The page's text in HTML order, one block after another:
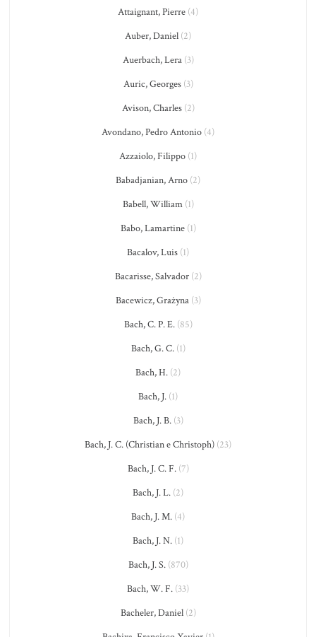
Attaignant, Pierre (4)
Auber, Daniel (2)
Auerbach, Lera(3)
Auric, Georges(3)
Avison, Charles(2)
Avondano, Pedro Antonio (4)
Azzaiolo, Filippo (1)
Babadjanian, Arno (2)
Babell, William(1)
Babo, Lamartine(1)
Bacalov, Luis (1)
Bacarisse, Salvador(2)
Bacewicz, Grażyna(3)
Bach, C. P. E.(85)
Bach, G. C.(1)
Bach, H. (2)
Bach, J. (1)
Bach, J. B.(3)
Bach, J. C. (Christian e Christoph) (23)
Bach, J. C. F.(7)
Bach, J. L. (2)
Bach, J. M. (4)
Bach, J. N. (1)
Bach, J. S.(870)
Bach, W. F. (33)
Bacheler, Daniel(2)